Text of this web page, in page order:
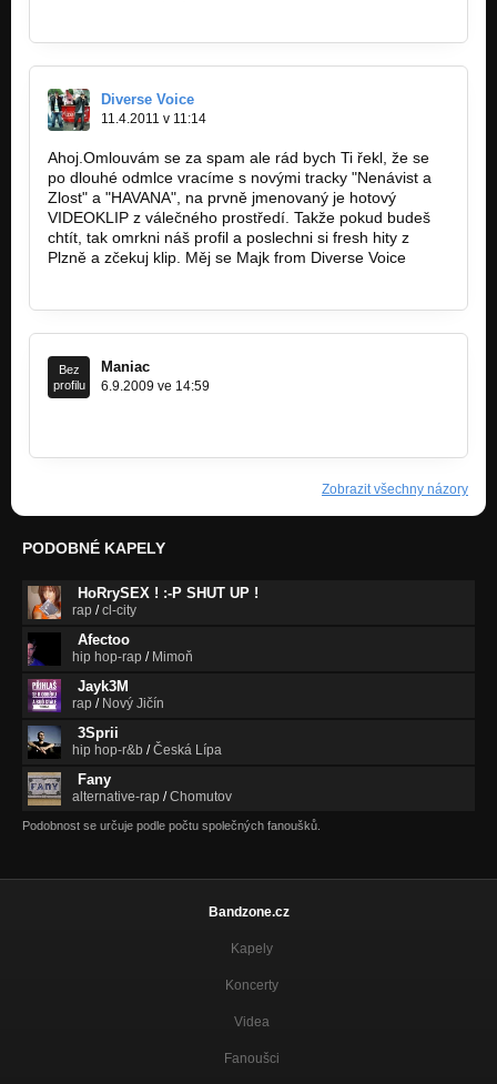
Diverse Voice
11.4.2011 v 11:14
Ahoj.Omlouvám se za spam ale rád bych Ti řekl, že se
po dlouhé odmlce vracíme s novými tracky "Nenávist a
Zlost" a "HAVANA", na prvně jmenovaný je hotový
VIDEOKLIP z válečného prostředí. Takže pokud budeš
chtít, tak omrkni náš profil a poslechni si fresh hity z
Plzně a zčekuj klip. Měj se Majk from Diverse Voice
Bez
profilu
Maniac
6.9.2009 ve 14:59
Zobrazit všechny názory
PODOBNÉ KAPELY
HoRrySEX ! :-P SHUT UP !
rap /cl-city
Afectoo
hip hop-rap / Mimoň
Jayk3M
rap / Nový Jičín
3Sprii
hip hop-r&b /Česká Lípa
Fany
alternative-rap /Chomutov
Podobnost se určuje podle počtu společných fanoušků.
Bandzone.cz
Kapely
Koncerty
Videa
Fanoušci